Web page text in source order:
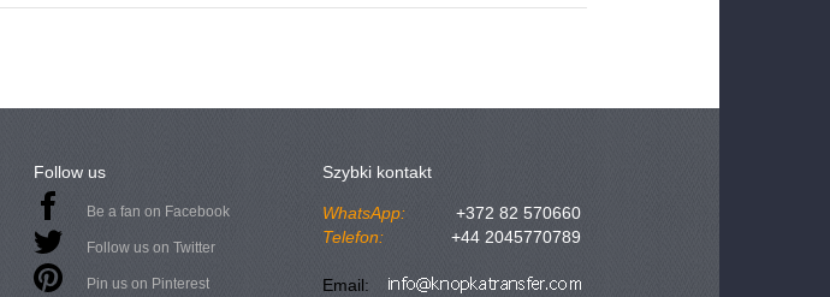
Follow us
Be a fan on Facebook
Follow us on Twitter
Pin us on Pinterest
Szybki kontakt
WhatsApp:
+372 82 570660
Telefon:
+44 2045770789
Email: